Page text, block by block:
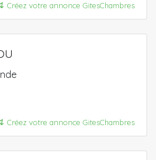
Créez votre annonce GitesChambres
Créez votre annonce GitesChambres